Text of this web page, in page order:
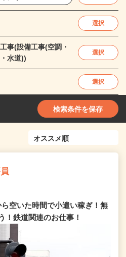
選択
事(設備工事(空調・
水道))
選択
選択
検索条件を保存
空いた時間で小遣い稼ぎ！無
！鉄道関連のお仕事！